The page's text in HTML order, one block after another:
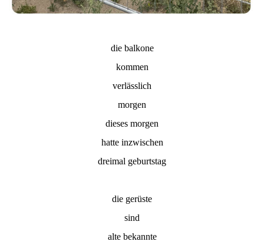
die balkone
kommen
verlässlich
morgen
dieses morgen
hatte inzwischen
dreimal geburtstag
die gerüste
sind
alte bekannte